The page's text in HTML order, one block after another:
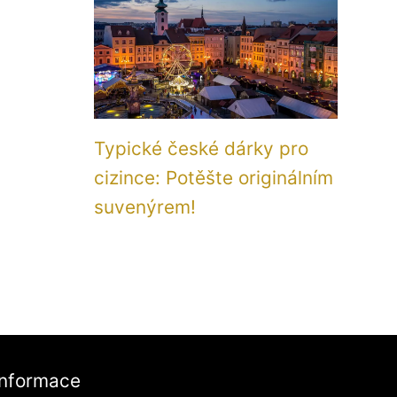
Typické české dárky pro
cizince: Potěšte originálním
suvenýrem!